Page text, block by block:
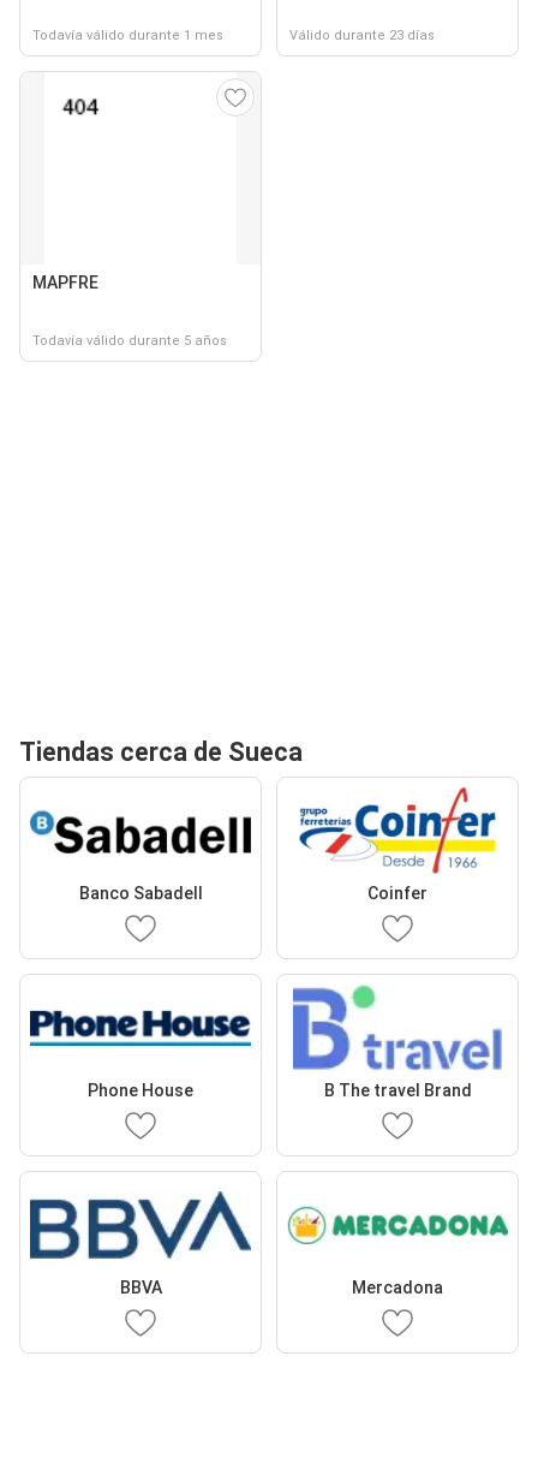
Todavía válido durante 1 mes Válido durante 23 días
MAPFRE
Todavía válido durante 5 años
Tiendas cerca de Sueca
Banco Sabadell Coinfer
Phone House B The travel Brand
BBVA Mercadona